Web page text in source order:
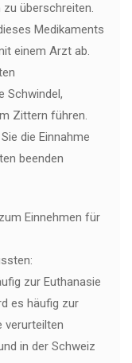
überschreiten.
Medikaments
einem Arzt ab.
Schwindel,
Zittern führen.
die Einnahme
beenden
Einnehmen für
zur Euthanasie
es häufig zur
verurteilten
in der Schweiz